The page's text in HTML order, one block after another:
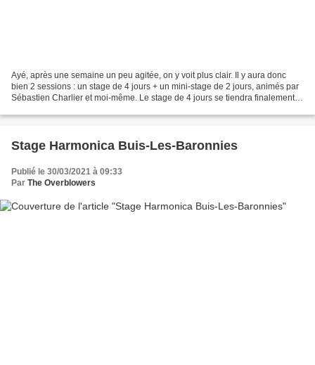
Ayé, après une semaine un peu agitée, on y voit plus clair. Il y aura donc
bien 2 sessions : un stage de 4 jours + un mini-stage de 2 jours, animés par
Sébastien Charlier et moi-même. Le stage de 4 jours se tiendra finalement
Stage Harmonica Buis-Les-Baronnies
Publié le 30/03/2021 à 09:33
Par The Overblowers